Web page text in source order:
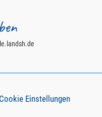
Cookie Einstellungen